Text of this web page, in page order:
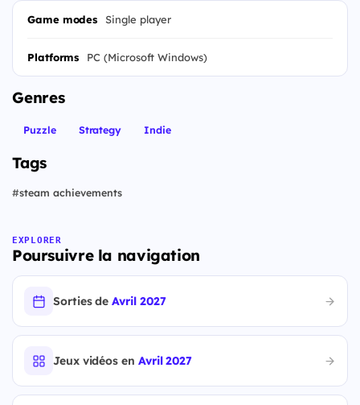
Game modes Single player
Platforms PC (Microsoft Windows)
Genres
Puzzle Strategy Indie
Tags
#steam achievements
EXPLORER
Poursuivre la navigation
Sorties deAvril 2027
Jeux vidéos en Avril 2027